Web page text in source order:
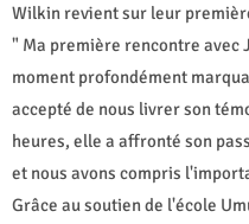
Wilkin revient sur leur
" Ma première rencontre avec
moment profondément
accepté de nous livrer son
heures, elle a affronté son
et nous avons compris
Grâce au soutien de l'école